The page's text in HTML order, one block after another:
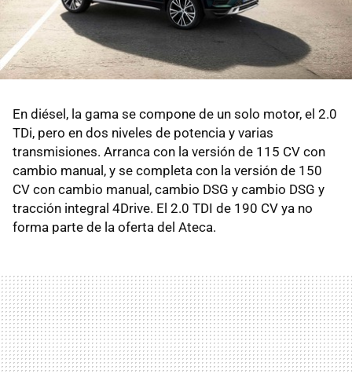
En diésel, la gama se compone de un solo motor, el 2.0
TDi, pero en dos niveles de potencia y varias
transmisiones. Arranca con la versión de 115 CV con
cambio manual, y se completa con la versión de 150
CV con cambio manual, cambio DSG y cambio DSG y
tracción integral 4Drive. El 2.0 TDI de 190 CV ya no
forma parte de la oferta del Ateca.